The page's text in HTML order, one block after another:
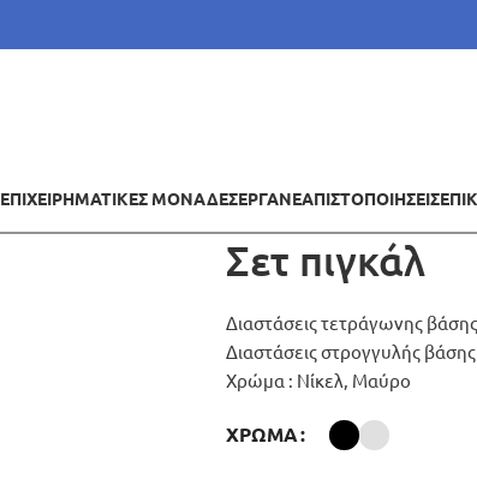
ΕΠΙΧΕΙΡΗΜΑΤΙΚΈΣ ΜΟΝΆΔΕΣΕΡΓΑΝΕΑΠΙΣΤΟΠΟΙΗΣΕΙΣ
Σετ πιγκάλ
Διαστάσεις τετράγωνης
Διαστάσεις στρογγυλής
Χρώμα : Νίκελ, Μαύρο
ΧΡΏΜΑ